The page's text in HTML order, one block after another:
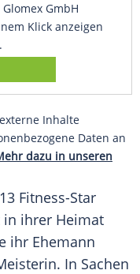
GmbH
Klick anzeigen
Inhalte
Daten an
dazu in unseren
Fitness-Star
in ihrer Heimat
ihr Ehemann
In Sachen